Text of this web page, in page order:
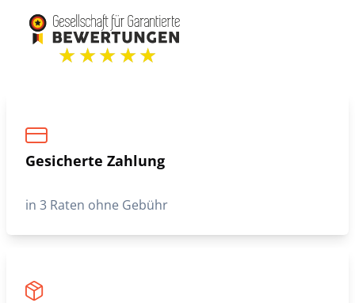
Gesicherte Zahlung
in 3 Raten ohne Gebühr